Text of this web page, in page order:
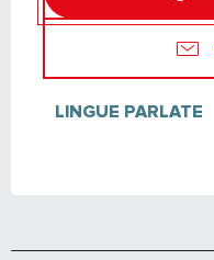
LINGUE PARLATE
LINGUE PARLATE